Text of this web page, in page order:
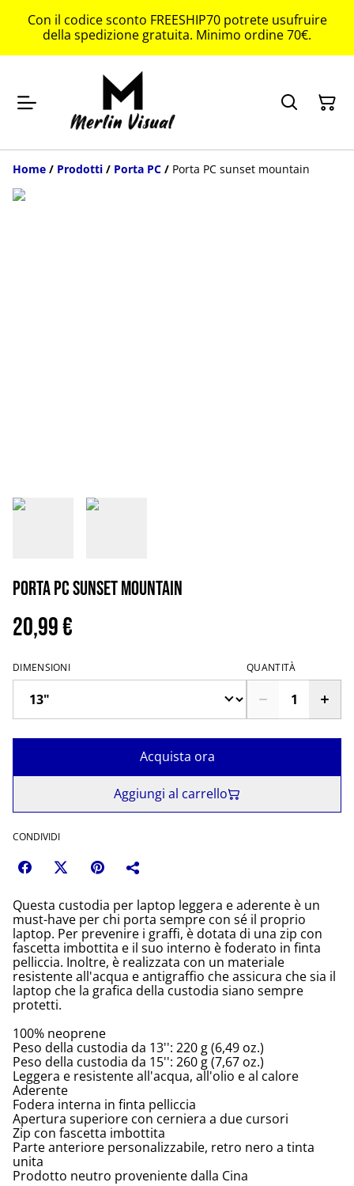
Con il codice sconto FREESHIP70 potrete usufruire
della spedizione gratuita. Minimo ordine 70€.
Home / Prodotti / Porta PC / Porta PC sunset mountain
Porta PC sunset mountain
20,99 €
DIMENSIONI QUANTITÀ
Acquista ora
Aggiungi al carrello
CONDIVIDI
Questa custodia per laptop leggera e aderente è un
must-have per chi porta sempre con sé il proprio
laptop. Per prevenire i graffi, è dotata di una zip con
fascetta imbottita e il suo interno è foderato in finta
pelliccia. Inoltre, è realizzata con un materiale
resistente all'acqua e antigraffio che assicura che sia il
laptop che la grafica della custodia siano sempre
protetti.
100% neoprene
Peso della custodia da 13'': 220 g (6,49 oz.)
Peso della custodia da 15'': 260 g (7,67 oz.)
Leggera e resistente all'acqua, all'olio e al calore
Aderente
Fodera interna in finta pelliccia
Apertura superiore con cerniera a due cursori
Zip con fascetta imbottita
Parte anteriore personalizzabile, retro nero a tinta
unita
Prodotto neutro proveniente dalla Cina